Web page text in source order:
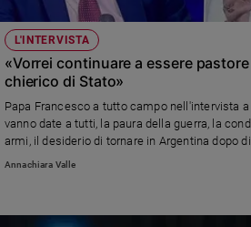
figli
Nonni
Coppia
Scuola
e
giovani
Adolescenza
L'INTERVISTA
«Vorrei continuare a essere
chierico di Stato»
Papa Francesco a tutto campo nell'intervista
vanno date a tutti, la paura della guerra, la
armi, il desiderio di tornare in Argentina dopo
tante preghiere che siano «a favore e non
Annachiara Valle